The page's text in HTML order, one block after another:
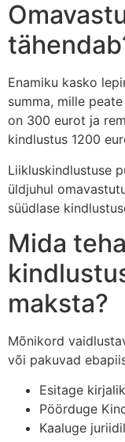
Enamiku kasko
summa, mille
on 300 eurot ja
kindlustus 1200
Liikluskindlustuse
üldjuhul
süüdlase
Mida
maksta?
Mõnikord
või pakuvad
Esitage
Pöörduge
Kaaluge